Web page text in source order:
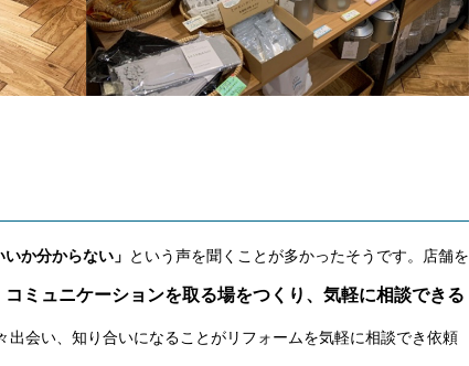
か分からない」 という声を聞くことが多かったそうです。店舗を
ミュニケーションを取る場をつくり、気軽に相談できる
出会い、知り合いになることがリフォームを気軽に相談でき依頼